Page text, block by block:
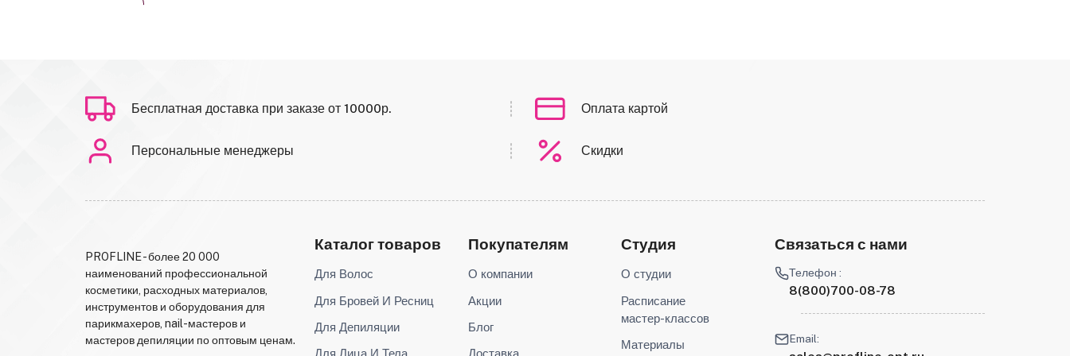
Бесплатная доставка при заказе от 10000р. Оплата картой
Персональные менеджеры Скидки
PROFLINE - более 20 000
наименований профессиональной
косметики, расходных материалов,
инструментов и оборудования для
парикмахеров, nail-мастеров и
мастеров депиляции по оптовым ценам.
Каталог товаров
Для Волос
Для Бровей И Ресниц
Для Депиляции
Для Лица И Тела
Покупателям
О компании
Акции
Блог
Доставка
Студия
О студии
Расписание
мастер-классов
Материалы
Связаться с нами
Телефон :
8(800)700-08-78
Email: